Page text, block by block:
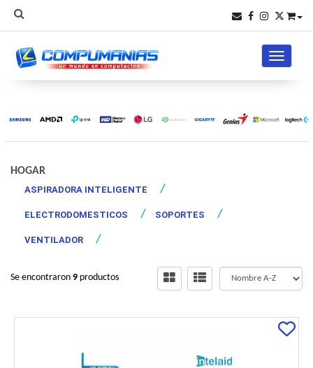
Toggle
HOGAR
ASPIRADORA INTELIGENTE
ELECTRODOMESTICOS SOPORTES
VENTILADOR
Se encontraron 9 productos